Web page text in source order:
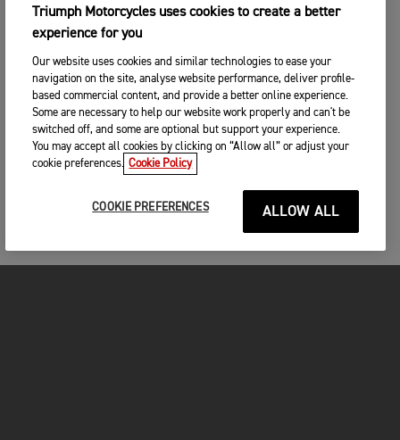
Triumph Motorcycles uses cookies to create a better
experience for you
Our website uses cookies and similar technologies to ease your
navigation on the site, analyse website performance, deliver profile-
based commercial content, and provide a better online experience.
Some are necessary to help our website work properly and can't be
switched off, and some are optional but support your experience.
You may accept all cookies by clicking on “Allow all” or adjust your
cookie preferences. Cookie Policy
COOKIE PREFERENCES ALLOW ALL